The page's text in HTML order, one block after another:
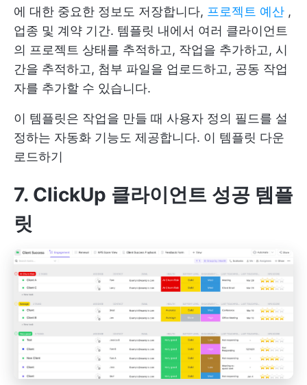
에 대한 중요한 정보도 저장합니다, 프로젝트 예산 ,
업종 및 계약 기간. 템플릿 내에서 여러 클라이언트
의 프로젝트 상태를 추적하고, 작업을 추가하고, 시
간을 추적하고, 첨부 파일을 업로드하고, 공동 작업
자를 추가할 수 있습니다.
이 템플릿은 작업을 만들 때 사용자 정의 필드를 설
정하는 자동화 기능도 제공합니다. 이 템플릿 다운
로드하기
7. ClickUp 클라이언트 성공 템플
릿